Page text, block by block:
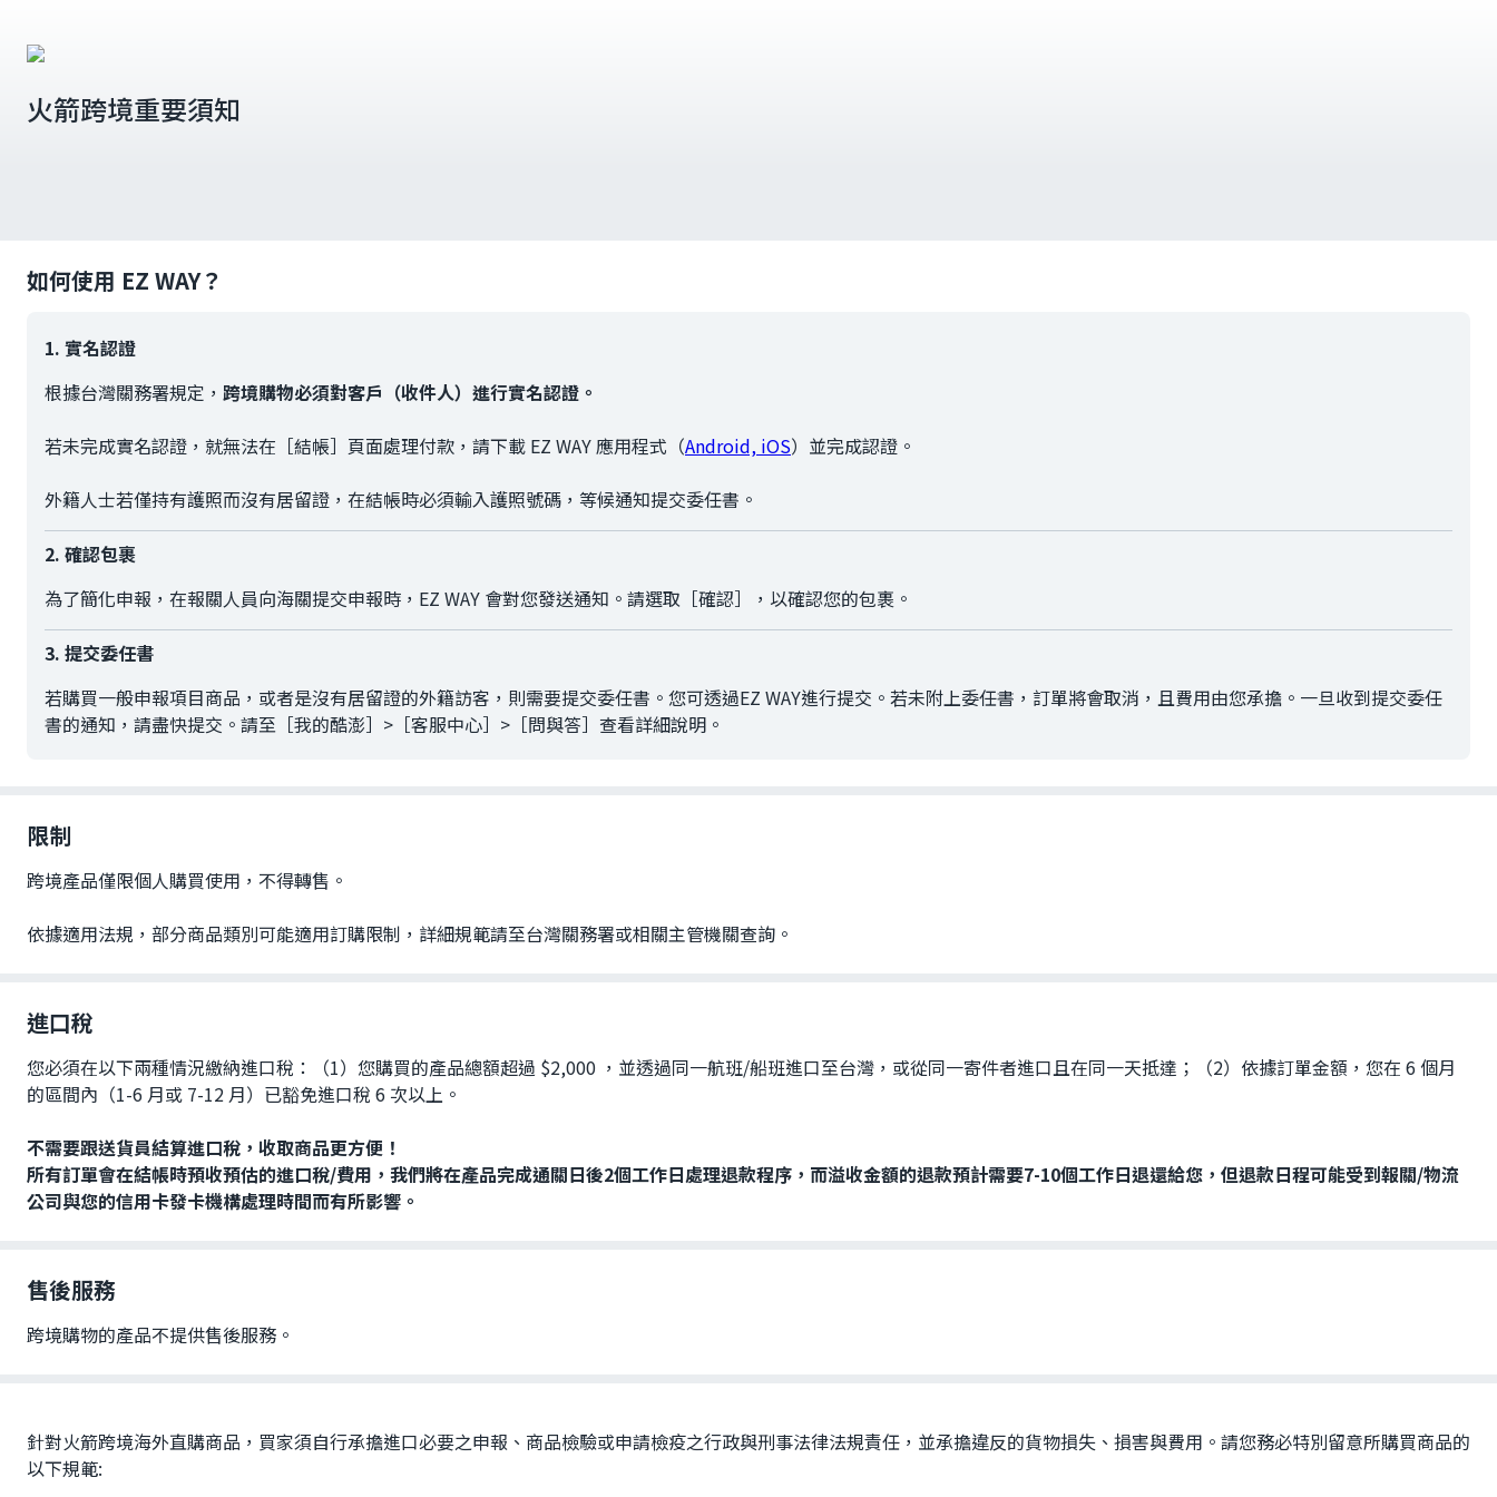
火箭跨境重要須知
如何使用 EZ WAY？
1. 實名認證
根據台灣關務署規定， 跨境購物必須對客戶（收件人）進行實名認證。
若未完成實名認證，就無法在［結帳］頁面處理付款，請下載 EZ WAY 應用程式（Android, iOS）並完成認證。
外籍人士若僅持有護照而沒有居留證，在結帳時必須輸入護照號碼，等候通知提交委任書。
2. 確認包裹
為了簡化申報，在報關人員向海關提交申報時，EZ WAY 會對您發送通知。請選取［確認］，以確認您的包裹。
3. 提交委任書
若購買一般申報項目商品，或者是沒有居留證的外籍訪客，則需要提交委任書。您可透過EZ WAY進行提交。若未附上委任書，訂單將會取消，且費用由您承擔。一旦收到提交委任
書的通知，請盡快提交。請至［我的酷澎］>［客服中心］>［問與答］查看詳細說明。
限制
跨境產品僅限個人購買使用，不得轉售。
依據適用法規，部分商品類別可能適用訂購限制，詳細規範請至台灣關務署或相關主管機關查詢。
進口稅
您必須在以下兩種情況繳納進口稅：（1）您購買的產品總額超過 $2,000 ，並透過同一航班/船班進口至台灣，或從同一寄件者進口且在同一天抵達；（2）依據訂單金額，您在 6 個月
的區間內（1-6 月或 7-12 月）已豁免進口稅 6 次以上。
不需要跟送貨員結算進口稅，收取商品更方便！
所有訂單會在結帳時預收預估的進口稅/費用，我們將在產品完成通關日後2個工作日處理退款程序，而溢收金額的退款預計需要7-10個工作日退還給您，但退款日程可能受到報關/物流
公司與您的信用卡發卡機構處理時間而有所影響。
售後服務
跨境購物的產品不提供售後服務。
針對火箭跨境海外直購商品，買家須自行承擔進口必要之申報、商品檢驗或申請檢疫之行政與刑事法律法規責任，並承擔違反的貨物損失、損害與費用。請您務必特別留意所購買商品的
以下規範: